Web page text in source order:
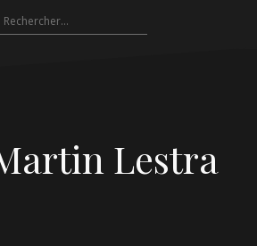
Rechercher :
Lestra